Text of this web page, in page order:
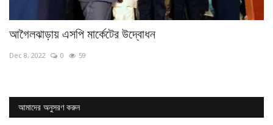
বিনোদন
খেলা
সারাদেশ
আগৈলঝাড়ায় এসপি মার্কেটের উদ্বোধন
Dec 8, 2022 0 59
আমাদের অনুসরণ করুন